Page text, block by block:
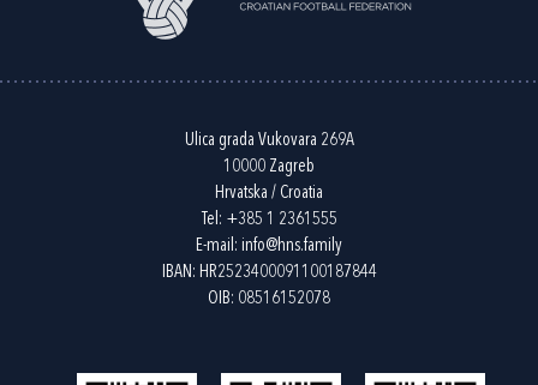
Ulica grada Vukovara 269A
10000 Zagreb
Hrvatska / Croatia
Tel: +385 1 2361555
E-mail: info@hns.family
IBAN: HR2523400091100187844
OIB: 08516152078